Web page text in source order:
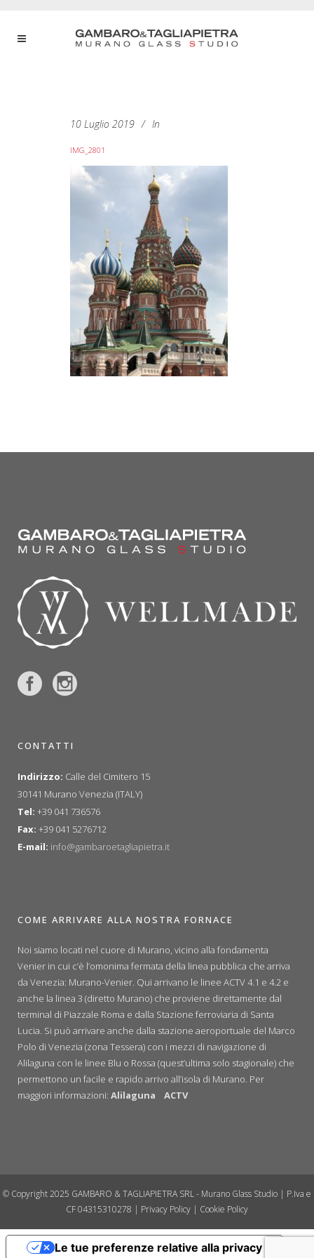
10 Luglio 2019 In
IMG_2801
CONTATTI
Indirizzo: Calle del Cimitero 15
30141 Murano Venezia (ITALY)
Tel: +39 041 736576
Fax: +39 041 5276712
E-mail: info@gambaroetagliapietra.it
COME ARRIVARE ALLA NOSTRA FORNACE
Noi siamo locati nel cuore di Murano, vicino alla fondamenta
Venier in cui c’è l’omonima fermata della linea pubblica che arriva
da Venezia: Murano-Venier. Qui arrivano le linee ACTV 4.1 e 4.2 e
anche la linea 3 (diretto Murano) che proviene direttamente dal
terminal di Piazzale Roma e dalla Stazione ferroviaria di Santa
Lucia. Si può arrivare anche dalla stazione aeroportuale del Marco
Polo di Venezia (zona Tessera) con i mezzi di navigazione di
Alilaguna con le linee Blu o Rossa (quest’ultima solo stagionale) che
permettono un facile e rapido arrivo all’isola di Murano. Per
maggiori informazioni: Alilaguna ACTV
© Copyright 2025 GAMBARO & TAGLIAPIETRA SRL - Murano Glass Studio | P.Iva e
CF 04315310278 | Privacy Policy | Cookie Policy
Le tue preferenze relative alla privacy